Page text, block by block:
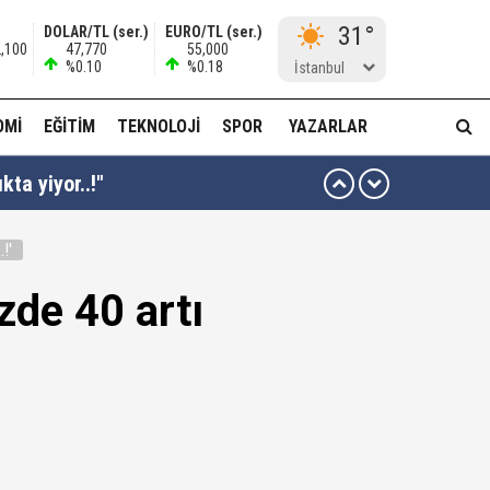
DOLAR/TL (ser.)
47,770
%0.10
EURO/TL (ser.)
55,000
%0.18
31°
İstanbul
EĞITIM TEKNOLOJI SPOR YAZARLAR
yiyor..!"
kararı...
dikkat çekti!
40 artı